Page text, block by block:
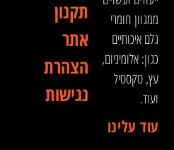
ממגוון חומרי
גלם איכותיים
כגון: אלומיניום,
עץ, טקסטיל
ועוד.
עוד עלינו
תקנון
אתר
הצהרת
נגישות